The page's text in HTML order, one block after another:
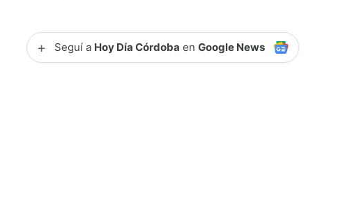
+ Seguí a Hoy Día Córdoba enGoogle News